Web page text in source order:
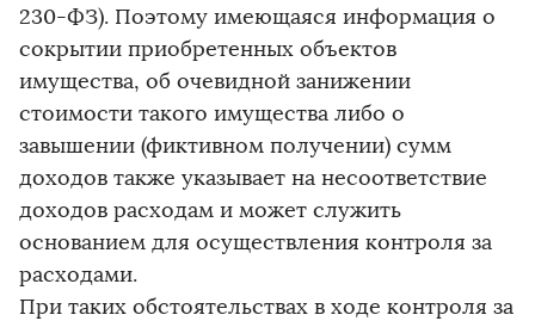
230-ФЗ). Поэтому имеющаяся информация о
сокрытии приобретенных объектов
имущества, об очевидной занижении
стоимости такого имущества либо о
завышении (фиктивном получении) сумм
доходов также указывает на несоответствие
доходов расходам и может служить
основанием для осуществления контроля за
расходами.
При таких обстоятельствах в ходе контроля за